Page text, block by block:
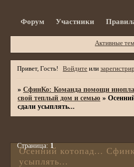
Форум Участники
Активные
Привет, Гость! Войдите или
»СфинКо: Команда помощи
свой теплый дом и семью »
сдали усыплять...
Осенний котопад...
усыплять...
Страница:1